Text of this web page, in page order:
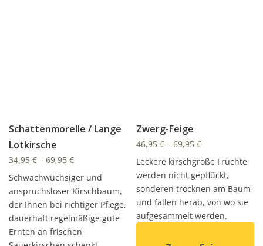
Schattenmorelle / Lange
Lotkirsche
34,95 € – 69,95 €
Schwachwüchsiger und
anspruchsloser Kirschbaum,
der Ihnen bei richtiger Pflege,
dauerhaft regelmäßige gute
Ernten an frischen
Zwerg-Feige
46,95€ –69,95€
Leckere kirschgroße Früchte
werden nicht gepflückt,
sonderen trocknen am Baum
und fallen herab, von wo sie
aufgesammelt werden.